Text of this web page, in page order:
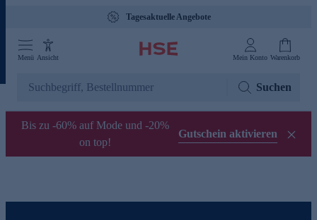
Tagesaktuelle Angebote
Menü Ansicht Mein Konto Warenkorb
Suchen
Bis zu -60% auf Mode und -20%
on top!
Gutschein aktivieren